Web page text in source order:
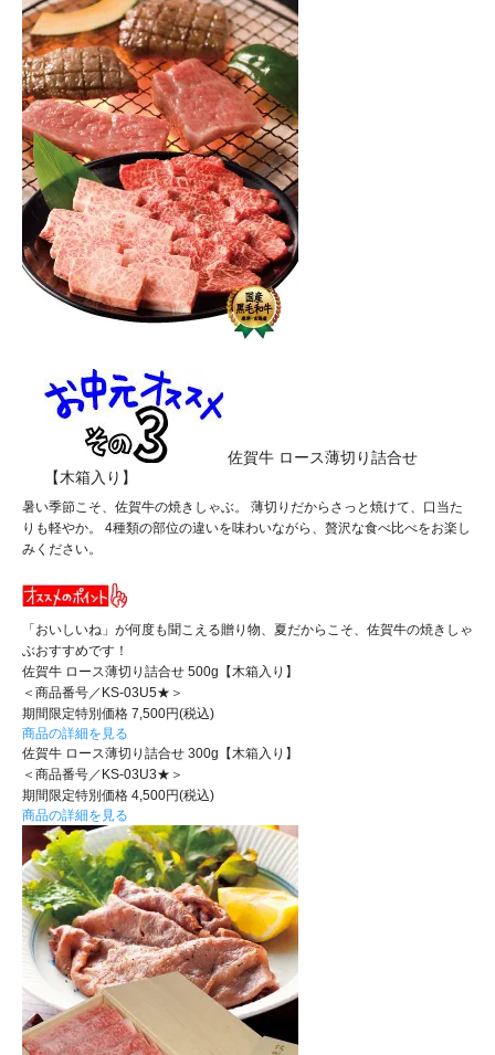
佐賀牛 ロース薄切り詰合せ
【木箱入り】
暑い季節こそ、佐賀牛の焼きしゃぶ。 薄切りだからさっと焼けて、口当た
りも軽やか。 4種類の部位の違いを味わいながら、贅沢な食べ比べをお楽し
みください。
「おいしいね」が何度も聞こえる贈り物、夏だからこそ、佐賀牛の焼きしゃ
ぶおすすめです！
佐賀牛 ロース薄切り詰合せ 500g【木箱入り】
＜商品番号／KS-03U5★＞
期間限定特別価格 7,500円(税込)
商品の詳細を見る
佐賀牛 ロース薄切り詰合せ 300g【木箱入り】
＜商品番号／KS-03U3★＞
期間限定特別価格 4,500円(税込)
商品の詳細を見る